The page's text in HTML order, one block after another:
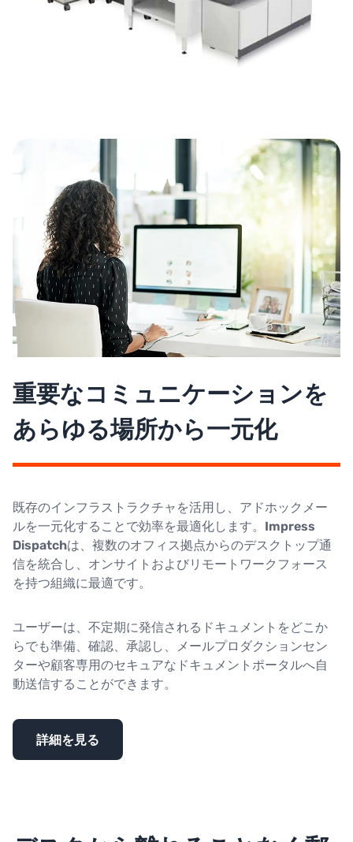
重要なコミュニケーションを
あらゆる場所から一元化
既存のインフラストラクチャを活用し、アドホックメー
ルを一元化することで効率を最適化します。 Impress
Dispatchは、複数のオフィス拠点からのデスクトップ通
信を統合し、オンサイトおよびリモートワークフォース
を持つ組織に最適です。
ユーザーは、不定期に発信されるドキュメントをどこか
らでも準備、確認、承認し、メールプロダクションセン
ターや顧客専用のセキュアなドキュメントポータルへ自
動送信することができます。
詳細を見る